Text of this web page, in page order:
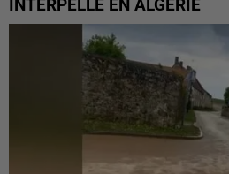
INTERPELLÉ EN ALGÉRIE